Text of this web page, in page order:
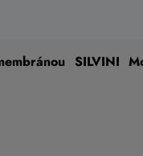
SILVINI